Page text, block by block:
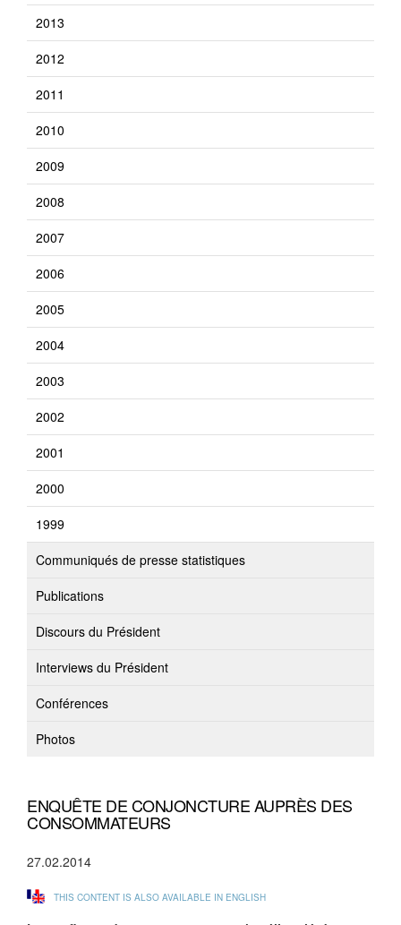
2013
2012
2011
2010
2009
2008
2007
2006
2005
2004
2003
2002
2001
2000
1999
Communiqués de presse statistiques
Publications
Discours du Président
Interviews du Président
Conférences
Photos
ENQUÊTE DE CONJONCTURE AUPRÈS DES
CONSOMMATEURS
27.02.2014
THIS CONTENT IS ALSO AVAILABLE IN ENGLISH